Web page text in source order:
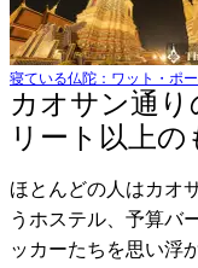
寝ている仏陀：ワット・ポ
カオサン通り
リート以上の
ほとんどの人はカオ
うホステル、予算バ
ッカーたちを思い浮